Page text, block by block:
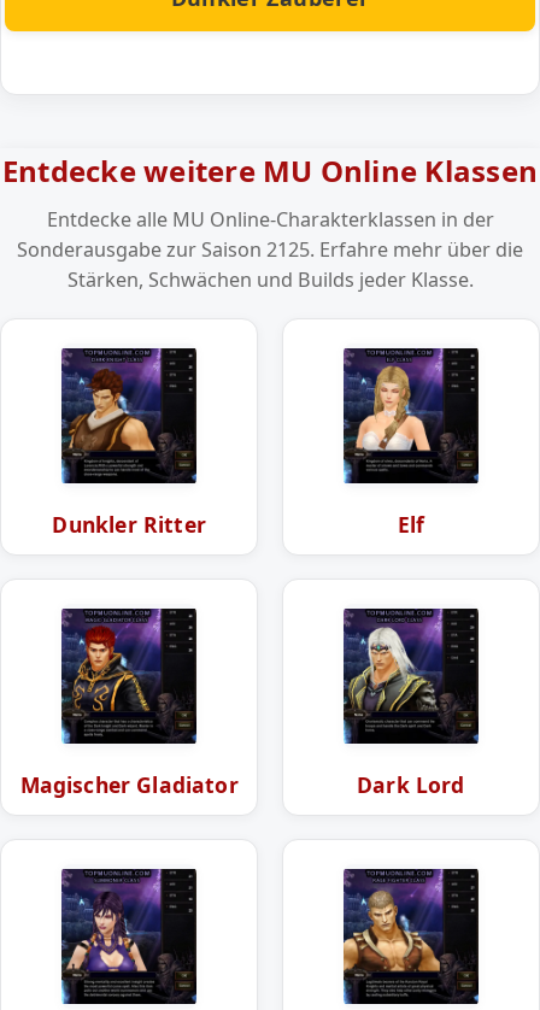
Entdecke weitere MU Online Klassen
Entdecke alle MU Online-Charakterklassen in der
Sonderausgabe zur Saison 2125. Erfahre mehr über die
Stärken, Schwächen und Builds jeder Klasse.
Dunkler Ritter Elf
Magischer Gladiator Dark Lord